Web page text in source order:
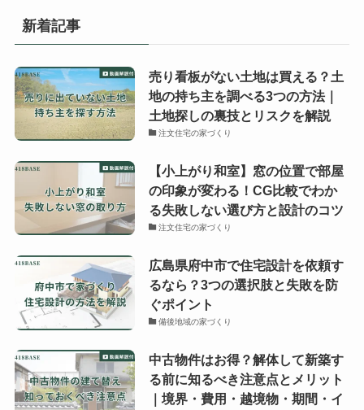
新着記事
売り看板がない土地は買える？土
地の持ち主を調べる3つの方法｜
土地探しの裏技とリスクを解説
注文住宅の家づくり
【小上がり和室】窓の位置で部屋
の印象が変わる！CG比較でわか
る失敗しない選び方と設計のコツ
注文住宅の家づくり
広島県府中市で住宅設計を依頼す
るなら？3つの選択肢と失敗を防
ぐポイント
備後地域の家づくり
中古物件はお得？解体して新築す
る前に知るべき注意点とメリット
｜境界・費用・越境物・期間・イ